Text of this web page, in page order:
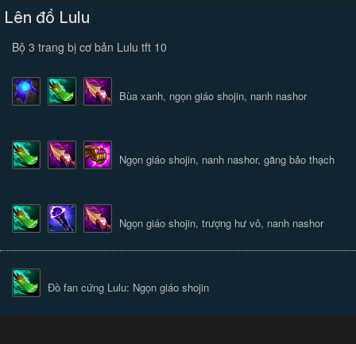
Lên đồ Lulu
Bộ 3 trang bị cơ bản Lulu tft 10
Bùa xanh, ngọn giáo shojin, nanh nashor
Ngọn giáo shojin, nanh nashor, găng bảo thạch
Ngọn giáo shojin, trượng hư vô, nanh nashor
Đồ fan cứng Lulu: Ngọn giáo shojin